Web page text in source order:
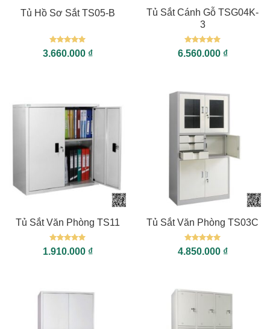
Tủ Hồ Sơ Sắt TS05-B
Được xếp
hạng55
3.660.000 ₫
Tủ Sắt Cánh Gỗ TSG04K-
3
Được xếp
hạng55
6.560.000 ₫
Tủ Sắt Văn Phòng TS11
Được xếp
hạng55
1.910.000 ₫
Tủ Sắt Văn Phòng TS03C
Được xếp
hạng55
4.850.000 ₫